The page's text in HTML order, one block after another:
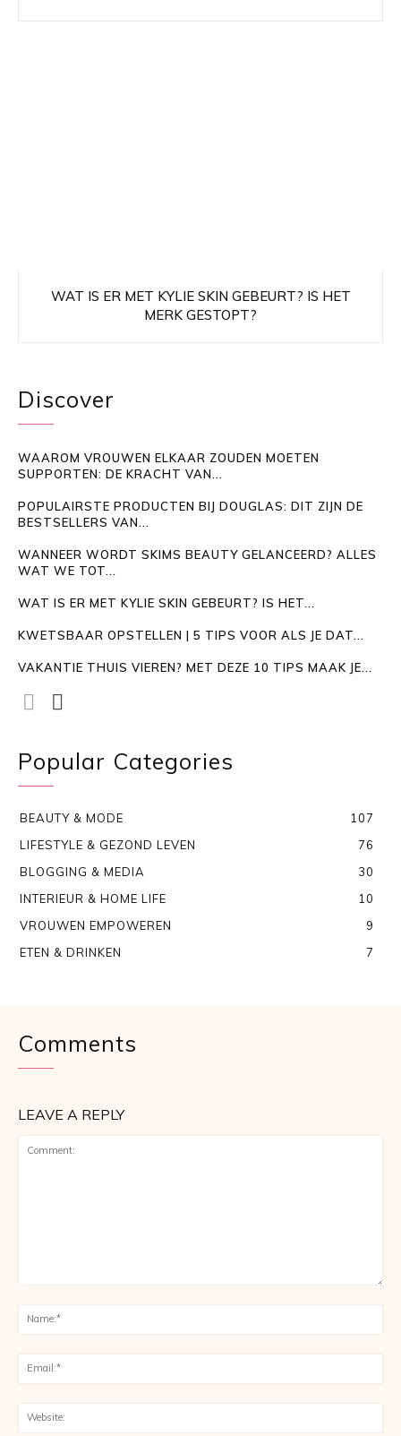
WAT IS ER MET KYLIE SKIN GEBEURT? IS HET
MERK GESTOPT?
Discover
WAAROM VROUWEN ELKAAR ZOUDEN MOETEN
SUPPORTEN: DE KRACHT VAN...
POPULAIRSTE PRODUCTEN BIJ DOUGLAS: DIT ZIJN DE
BESTSELLERS VAN...
WANNEER WORDT SKIMS BEAUTY GELANCEERD? ALLES
WAT WE TOT...
WAT IS ER MET KYLIE SKIN GEBEURT? IS HET...
KWETSBAAR OPSTELLEN | 5 TIPS VOOR ALS JE DAT...
VAKANTIE THUIS VIEREN? MET DEZE 10 TIPS MAAK JE...
Popular Categories
BEAUTY & MODE
107
LIFESTYLE & GEZOND LEVEN
76
BLOGGING & MEDIA
30
INTERIEUR & HOME LIFE
10
VROUWEN EMPOWEREN
9
ETEN & DRINKEN
7
Comments
LEAVE A REPLY